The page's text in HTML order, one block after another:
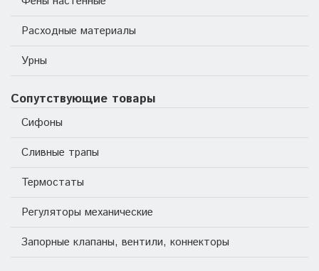
Расходные материалы
Урны
Сопутствующие товары
Сифоны
Сливные трапы
Термостаты
Регуляторы механические
Запорные клапаны, вентили, коннекторы